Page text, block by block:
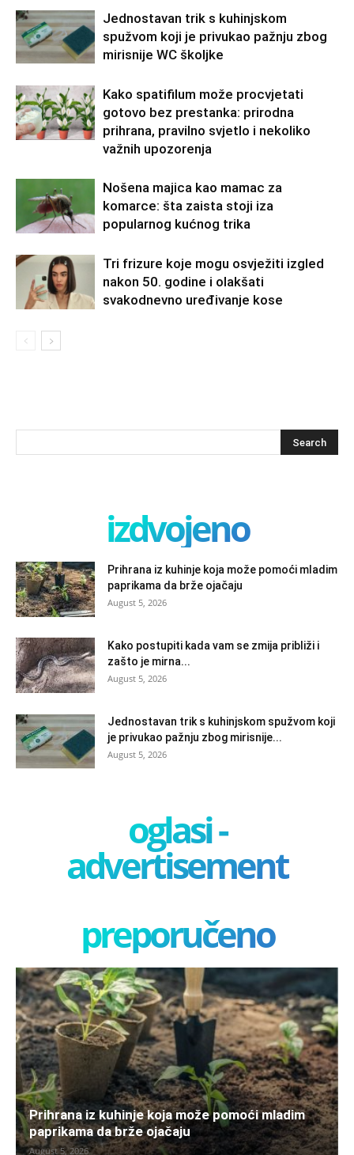
Jednostavan trik s kuhinjskom
spužvom koji je privukao pažnju zbog
mirisnije WC školjke
Kako spatifilum može procvjetati
gotovo bez prestanka: prirodna
prihrana, pravilno svjetlo i nekoliko
važnih upozorenja
Nošena majica kao mamac za
komarce: šta zaista stoji iza
popularnog kućnog trika
Tri frizure koje mogu osvježiti izgled
nakon 50. godine i olakšati
svakodnevno uređivanje kose
izdvojeno
Prihrana iz kuhinje koja može pomoći mladim
paprikama da brže ojačaju
August 5, 2026
Kako postupiti kada vam se zmija približi i
zašto je mirna...
August 5, 2026
Jednostavan trik s kuhinjskom spužvom koji
je privukao pažnju zbog mirisnije...
August 5, 2026
oglasi -
advertisement
preporučeno
Prihrana iz kuhinje koja može pomoći mladim
paprikama da brže ojačaju
August 5, 2026